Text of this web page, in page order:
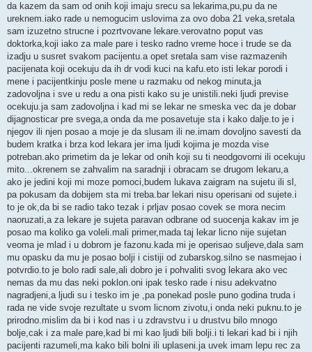
da kazem da sam od onih koji imaju srecu sa lekarima,pu,pu da ne
ureknem.iako rade u nemogucim uslovima za ovo doba 21 veka,sretala
sam izuzetno strucne i pozrtvovane lekare.verovatno poput vas
doktorka,koji iako za male pare i tesko radno vreme hoce i trude se da
izadju u susret svakom pacijentu.a opet sretala sam vise razmazenih
pacijenata koji ocekuju da ih dr vodi kuci na kafu.eto isti lekar porodi i
mene i pacijentkinju posle mene u razmaku od nekog minuta,ja
zadovoljna i sve u redu a ona pisti kako su je unistili.neki ljudi previse
ocekuju.ja sam zadovoljna i kad mi se lekar ne smeska vec da je dobar
dijagnosticar pre svega,a onda da me posavetuje sta i kako dalje.to je i
njegov ili njen posao a moje je da slusam ili ne.imam dovoljno savesti da
budem kratka i brza kod lekara jer ima ljudi kojima je mozda vise
potreban.ako primetim da je lekar od onih koji su ti neodgovorni ili ocekuju
mito...okrenem se zahvalim na saradnji i obracam se drugom lekaru,a
ako je jedini koji mi moze pomoci,budem lukava zaigram na sujetu ili sl,
pa pokusam da dobijem sta mi treba.bar lekari nisu operisani od sujete.i
to je ok,da bi se radio tako tezak i prljav posao covek se mora necim
naoruzati,a za lekare je sujeta paravan odbrane od suocenja kakav im je
posao ma koliko ga voleli.mali primer,mada taj lekar licno nije sujetan
veoma je mlad i u dobrom je fazonu.kada mi je operisao suljeve,dala sam
mu opasku da mu je posao bolji i cistiji od zubarskog.silno se nasmejao i
potvrdio.to je bolo radi sale,ali dobro je i pohvaliti svog lekara ako vec
nemas da mu das neki poklon.oni ipak tesko rade i nisu adekvatno
nagradjeni,a ljudi su i tesko im je ,pa ponekad posle puno godina truda i
rada ne vide svoje rezultate u svom licnom zivotu,i onda neki puknu.to je
prirodno.mislim da bi i kod nas i u zdravstvu i u drustvu bilo mnogo
bolje,cak i za male pare,kad bi mi kao ljudi bili bolji.i ti lekari kad bi i njih
pacijenti razumeli,ma kako bili bolni ili uplaseni.ja uvek imam lepu rec za